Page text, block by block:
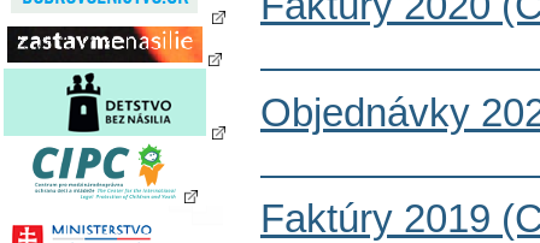
Objednávky
Faktúry 2019